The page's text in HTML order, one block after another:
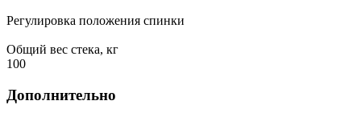
Регулировка положения спинки
Общий вес стека, кг
100
Дополнительно